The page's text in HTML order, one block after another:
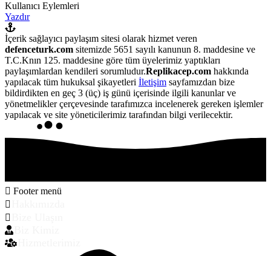
Kullanıcı Eylemleri
Yazdır
İçerik sağlayıcı paylaşım sitesi olarak hizmet veren
defenceturk.com sitemizde 5651 sayılı kanunun 8. maddesine ve
T.C.Knın 125. maddesine göre tüm üyelerimiz yaptıkları
paylaşımlardan kendileri sorumludur.Replikacep.com hakkında
yapılacak tüm hukuksal şikayetleri İletişim sayfamızdan bize
bildirdikten en geç 3 (üç) iş günü içerisinde ilgili kanunlar ve
yönetmelikler çerçevesinde tarafımızca incelenerek gereken işlemler
yapılacak ve site yöneticilerimiz tarafından bilgi verilecektir.
Footer menü